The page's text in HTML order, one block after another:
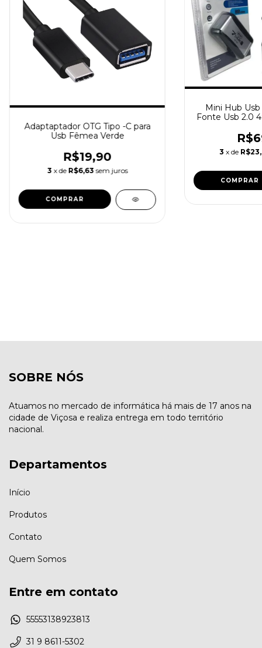
Adaptaptador OTG Tipo -C para
Usb Fêmea Verde
R$19,90
3 x de R$6,63 sem juros
Mini Hub
Fonte Usb 2.0
3 x de
SOBRE NÓS
Atuamos no mercado de informática há mais de 17 anos na
cidade de Viçosa e realiza entrega em todo território
nacional.
Departamentos
Início
Produtos
Contato
Quem Somos
Entre em contato
55553138923813
31 9 8611-5302